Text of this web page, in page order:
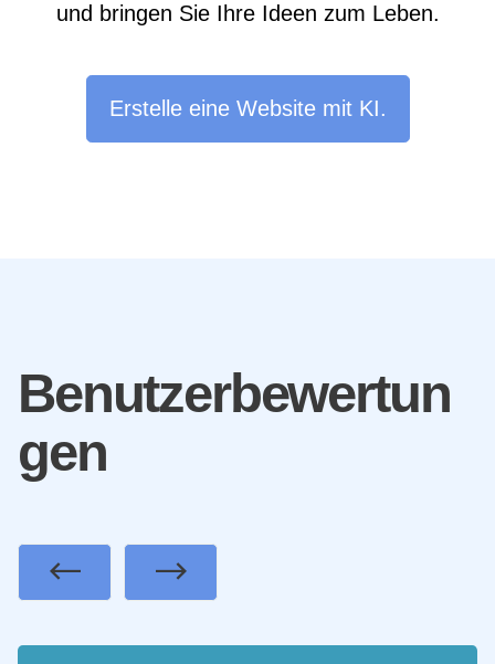
und bringen Sie Ihre Ideen zum Leben.
Erstelle eine Website mit KI.
Benutzerbewertun
gen
PreviousNext